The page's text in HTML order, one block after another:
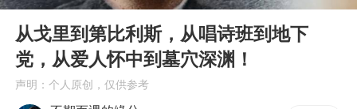
王传君 《披荆斩棘》
Play
从戈里到第比利斯，从唱诗班到地下
党，从爱人怀中到墓穴深渊！
声明：个人原创，仅供参考